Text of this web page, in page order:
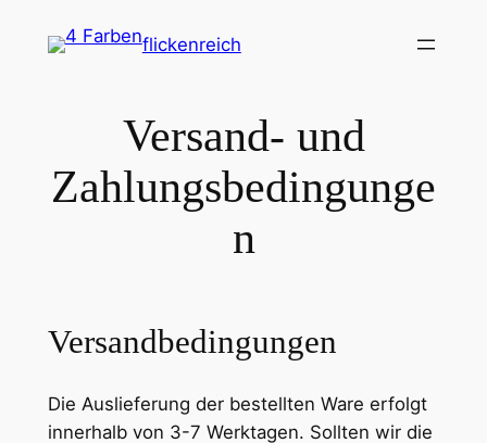
Inhalt
flickenreich
Versand- und
Zahlungsbedingunge
n
Versandbedingungen
Die Auslieferung der bestellten Ware erfolgt
innerhalb von 3-7 Werktagen. Sollten wir die